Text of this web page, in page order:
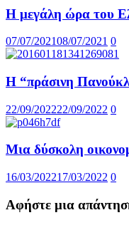
Η μεγάλη ώρα του
07/07/202108/07/2021 0
Η “πράσινη
22/09/202222/09/2022 0
Μια δύσκολη
16/03/202217/03/2022 0
Αφήστε μια